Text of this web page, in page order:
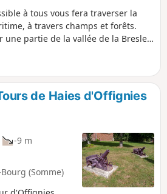
à tous vous fera traverser la
à travers champs et forêts.
une partie de la vallée de la Bresle,
de Haies d'Offignies
-9 m
(Somme)